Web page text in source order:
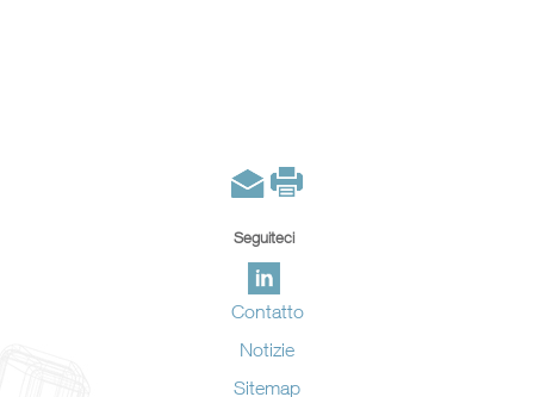
Seguiteci
Contatto
Notizie
Sitemap